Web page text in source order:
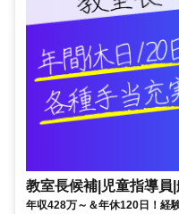
教室長候補|児童指導
年収428万～＆年休120日！経